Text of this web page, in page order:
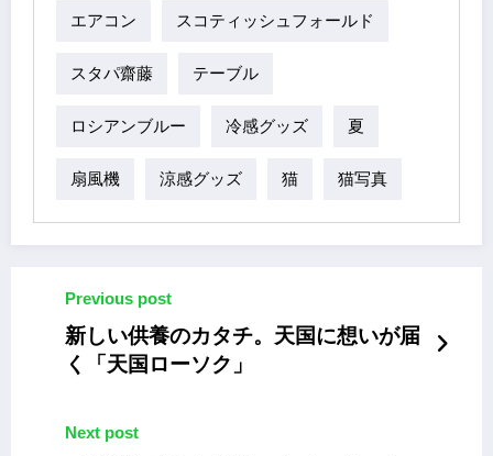
エアコン スコティッシュフォールド
スタパ齋藤 テーブル
ロシアンブルー 冷感グッズ 夏
扇風機 涼感グッズ 猫 猫写真
Previous post
新しい供養のカタチ。天国に想いが届
く「天国ローソク」
Next post